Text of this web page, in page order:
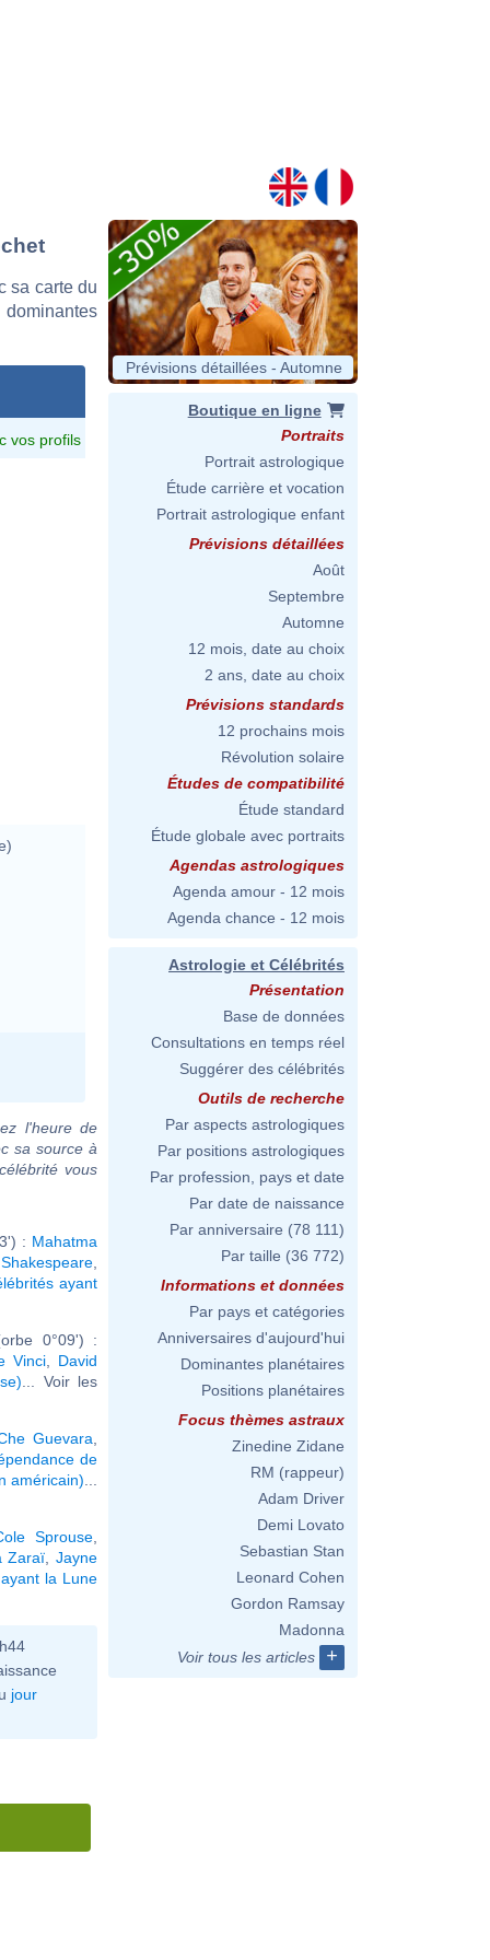
sa carte du
vos profils
l'heure de
sa source à
vous
: Mahatma
ayant
0°09') :
Vinci, David
... Voir les
Guevara
de
américain)
Sprouse
Zaraï ,Jayne
la Lune
jour
Prévisions détaillées - Automne
Boutique en ligne
Portraits
Portrait astrologique
Étude carrière et vocation
Portrait astrologique enfant
Prévisions détaillées
Août
Septembre
Automne
12 mois, date au choix
2 ans, date au choix
Prévisions standards
12 prochains mois
Révolution solaire
Études de compatibilité
Étude standard
Étude globale avec portraits
Agendas astrologiques
Agenda amour - 12 mois
Agenda chance - 12 mois
Astrologie et Célébrités
Présentation
Base de données
Consultations en temps réel
Suggérer des célébrités
Outils de recherche
Par aspects astrologiques
Par positions astrologiques
Par profession, pays et date
Par date de naissance
Par anniversaire (78 111)
Par taille (36 772)
Informations et données
Par pays et catégories
Anniversaires d'aujourd'hui
Dominantes planétaires
Positions planétaires
Focus thèmes astraux
Zinedine Zidane
RM (rappeur)
Adam Driver
Demi Lovato
Sebastian Stan
Leonard Cohen
Gordon Ramsay
Madonna
Voir tous les articles
+